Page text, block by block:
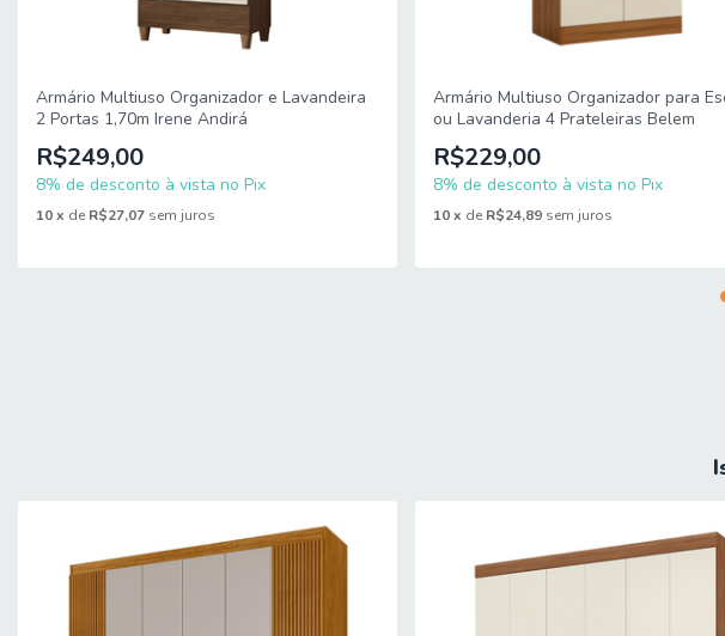
Armário Multiuso Organizador e Lavandeira
2 Portas 1,70m Irene Andirá
R$249,00
8% de desconto à vista no Pix
10x de R$27,07 sem juros
Armário Multiuso Organizador para
ou Lavanderia 4 Prateleiras Belem
R$229,00
8% de desconto à vista no Pix
10x de R$24,89 sem juros